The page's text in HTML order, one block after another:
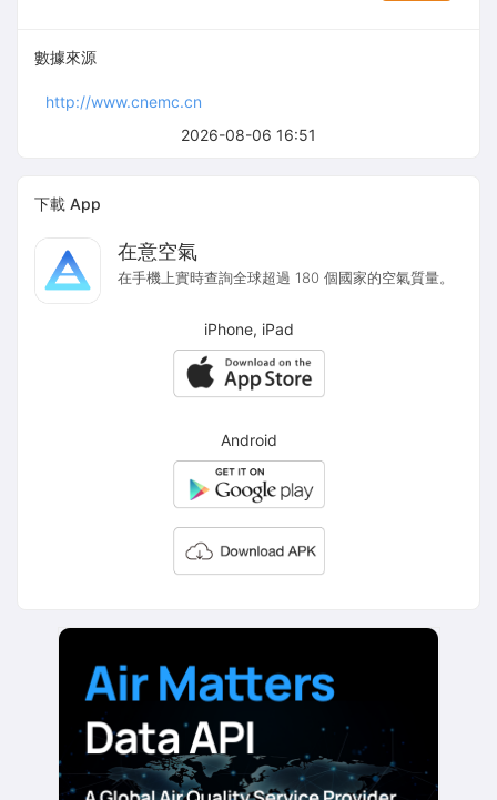
2026-08-06 16:51
數據來源
http://www.cnemc.cn
下載 App
在意空氣
在手機上實時查詢全球超過 180 個國家的空氣質量。
iPhone, iPad
Android